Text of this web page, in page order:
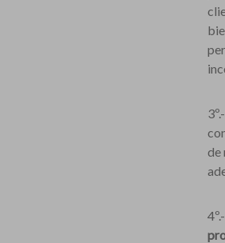
3º.-
de